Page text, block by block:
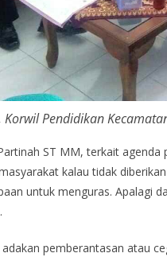
Korwil Pendidikan
ST MM, terkait
kalau tidak
untuk menguras. Apalagi
pemberantasan atau